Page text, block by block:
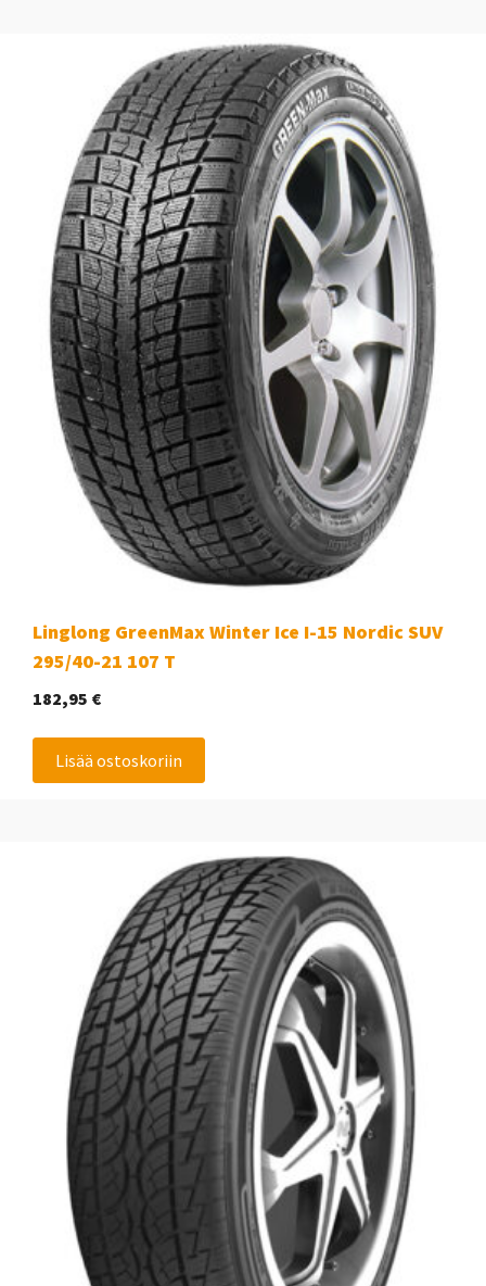
Linglong GreenMax Winter Ice I-15 Nordic SUV
295/40-21 107 T
182,95 €
Lisää ostoskoriin